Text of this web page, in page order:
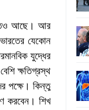
আছে। আর
যেকোন
যুদ্ধের
ক্ষতিগ্রস্থ
পক্ষে। কিন্তু
করবেন। শিখ